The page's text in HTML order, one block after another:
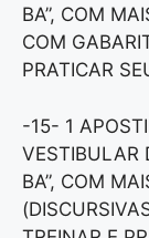
BA”, COM
COM
PRATICAR
-15- 1
VESTIBULAR
BA”, COM